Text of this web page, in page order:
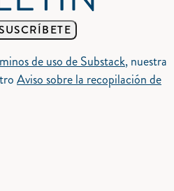
de uso de Substack, nuestra
Aviso sobre la recopilación de